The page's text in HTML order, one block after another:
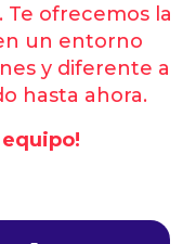
Te ofrecemos la
un entorno
y diferente a
hasta ahora.
equipo!